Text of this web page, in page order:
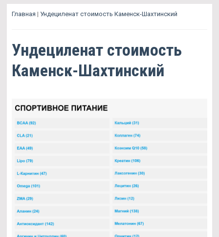
Главная | Ундециленат стоимость Каменск-Шахтинский
Ундециленат стоимость
Каменск-Шахтинский